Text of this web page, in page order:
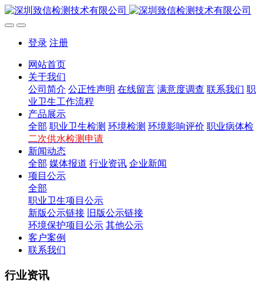
登录 注册
网站首页
关于我们
公司简介 公正性声明 在线留言 满意度调查 联系我们 职
业卫生工作流程
产品展示
全部 职业卫生检测 环境检测 环境影响评价 职业病体检
二次供水检测申请
新闻动态
全部 媒体报道 行业资讯 企业新闻
项目公示
全部
职业卫生项目公示
新版公示链接
旧版公示链接
环境保护项目公示 其他公示
客户案例
联系我们
行业资讯